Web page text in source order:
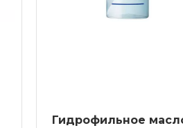
Гидрофильное